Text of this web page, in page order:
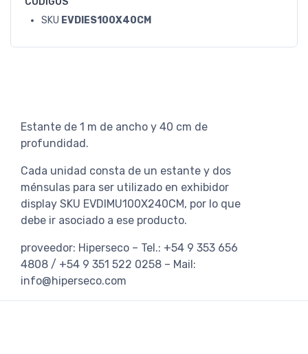
SKU EVDIES100X40CM
Estante de 1 m de ancho y 40 cm de
profundidad.
Cada unidad consta de un estante y dos
ménsulas para ser utilizado en exhibidor
display SKU EVDIMU100X240CM, por lo que
debe ir asociado a ese producto.
proveedor: Hiperseco – Tel.: +54 9 353 656
4808 / +54 9 351 522 0258 – Mail:
info@hiperseco.com